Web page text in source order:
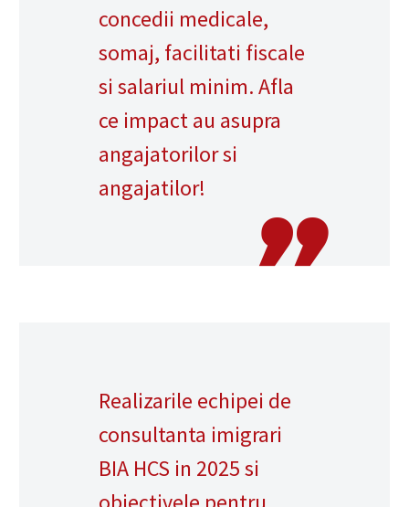
concedii medicale,
somaj, facilitati fiscale
si salariul minim. Afla
ce impact au asupra
angajatorilor si
angajatilor!
Realizarile echipei de
consultanta imigrari
BIA HCS in 2025 si